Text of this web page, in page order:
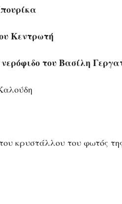
Κεντρωτή
του Βασίλη
κρυστάλλου του φωτός